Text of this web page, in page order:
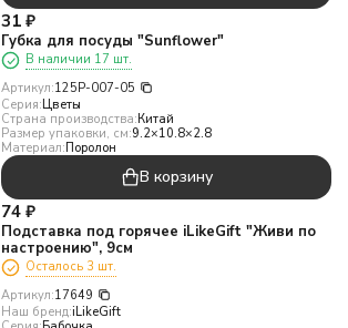
31 ₽
Губка для посуды "Sunflower"
В наличии 17 шт.
Артикул:125P-007-05
Серия:Цветы
Страна производства:Китай
Размер упаковки, см:9.2×10.8×2.8
Материал:Поролон
В корзину
74 ₽
Подставка под горячее iLikeGift "Живи по
настроению", 9см
Осталось 3 шт.
Артикул:17649
Наш бренд:iLikeGift